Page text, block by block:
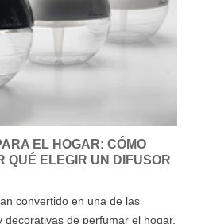
EL HOGAR: CÓMO
QUÉ ELEGIR UN DIFUSOR
convertido en una de las
decorativas de perfumar el hogar.